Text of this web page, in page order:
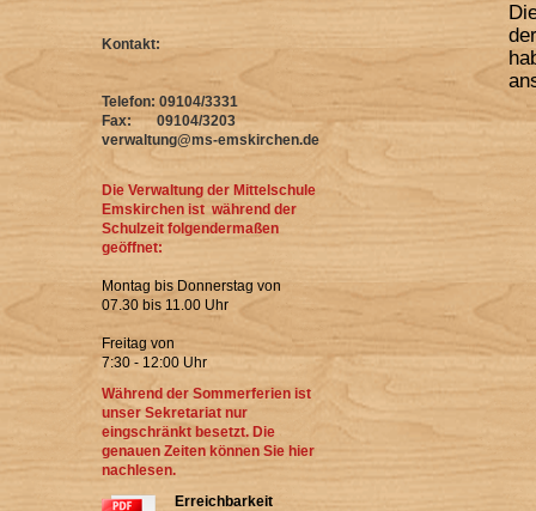
Kontakt:
Telefon: 09104/3331
Fax: 09104/3203
verwaltung@ms-emskirchen.de
Die Verwaltung der Mittelschule
Emskirchen ist während der
Schulzeit folgendermaßen
geöffnet:
Montag bis Donnerstag von
07.30 bis 11.00 Uhr
Freitag von
7:30 - 12:00 Uhr
Während der Sommerferien ist
unser Sekretariat nur
eingschränkt besetzt. Die
genauen Zeiten können Sie hier
nachlesen.
Erreichbarkeit